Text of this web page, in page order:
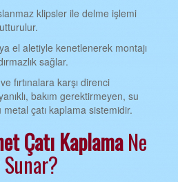
klipsler ile delme işlemi
el aletiyle kenetlenerek montajı
sağlar.
fırtınalara karşı direnci
bakım gerektirmeyen, su
metal çatı kaplama sistemidir.
ÇatıKaplamaNe